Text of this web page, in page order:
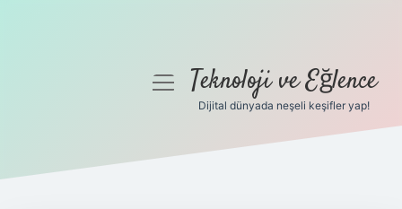
Gizlilik Politikası
menüyüTeknoloji ve Eğlence
Dijital dünyada neşeli keşifler yap!